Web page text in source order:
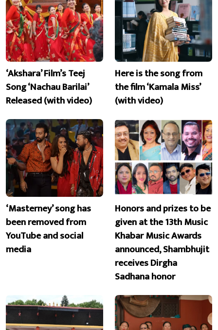
‘Akshara’ Film’s Teej
Song ‘Nachau Barilai’
Released (with video)
Here is the song from
the film ‘Kamala Miss’
(with video)
‘Masterney’ song has
been removed from
YouTube and social
media
Honors and prizes to be
given at the 13th Music
Khabar Music Awards
announced, Shambhujit
receives Dirgha
Sadhana honor